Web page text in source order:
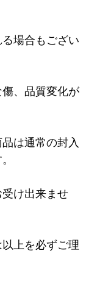
場合もござい
、品質変化が
は通常の封入
け出来ませ
上を必ずご理